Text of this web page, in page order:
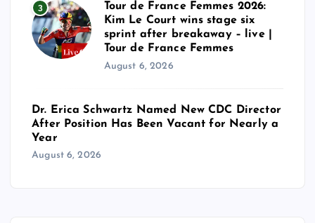
3
Tour de France Femmes 2026:
Kim Le Court wins stage six
sprint after breakaway – live |
Tour de France Femmes
August 6, 2026
Dr. Erica Schwartz Named New CDC Director
After Position Has Been Vacant for Nearly a
Year
August 6, 2026